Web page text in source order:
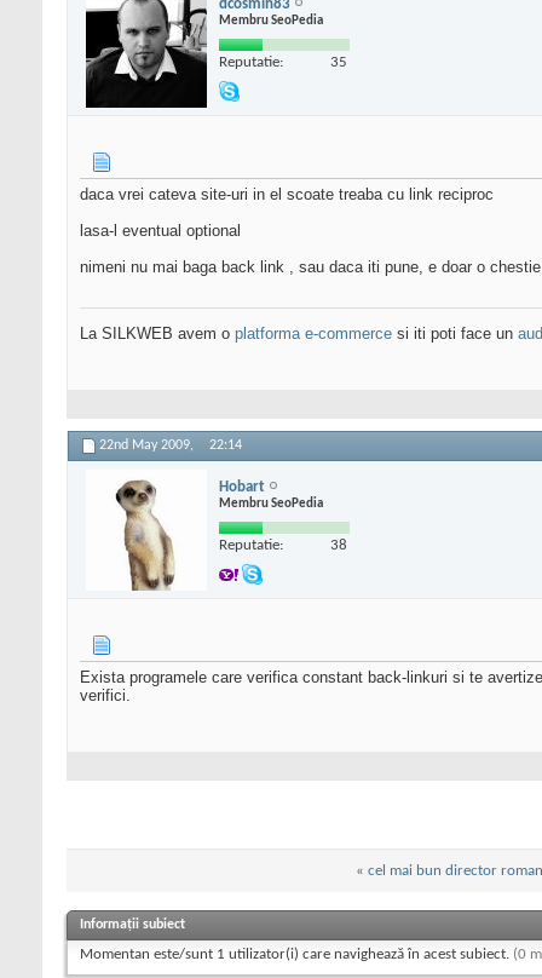
dcosmin83
Membru SeoPedia
Reputatie: 35
daca vrei cateva site-uri in el scoate treaba cu link reciproc
lasa-l eventual optional
nimeni nu mai baga back link , sau daca iti pune, e doar o
La SILKWEB avem o platforma e-commerce si iti poti face un
22nd May 2009, 22:14
Hobart
Membru SeoPedia
Reputatie: 38
Exista programele care verifica constant back-linkuri si te
verifici.
« cel mai bun director
Informații subiect
Momentan este/sunt 1 utilizator(i) care navighează în acest subiect. (0